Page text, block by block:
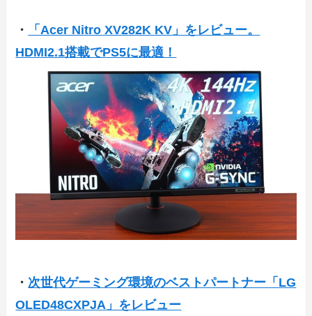
・
「Acer Nitro XV282K KV」をレビュー。
HDMI2.1搭載でPS5に最適！
・ 次世代ゲーミング環境のベストパートナー「LG
OLED48CXPJA」をレビュー